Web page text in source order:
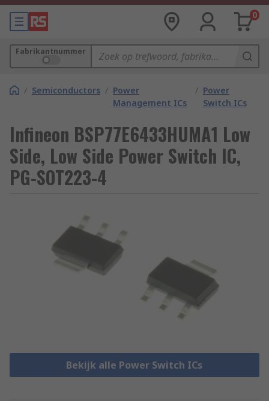
0
Fabrikantnummer
/ Semiconductors / Power
Management ICs
/ Power
Switch ICs
Infineon BSP77E6433HUMA1 Low
Side, Low Side Power Switch IC,
PG-SOT223-4
Bekijk alle Power Switch ICs